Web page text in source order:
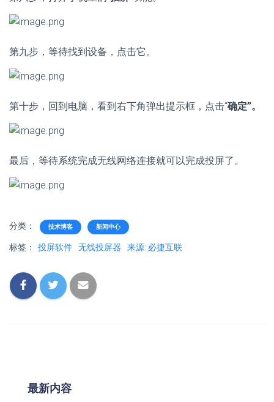
第九步，等待找到设备，点击它。
第十步，回到电脑，看到右下角弹出提示框，点击“确定”。
最后，等待系统完成无线网络连接就可以完成投屏了。
分类： 技术博客 新闻中心
标签： 投屏软件 无线投屏器 来源: 必捷互联
最新内容